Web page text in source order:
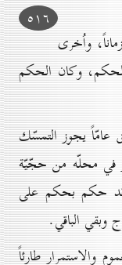
٥۱٦
واُخرى
وكان الحكم
عامّاً يجوز التمسّك
في محلّه من حجّيّة
قد حكم بحكم على
وبقي الباقي.
والاستمرار طارئاً